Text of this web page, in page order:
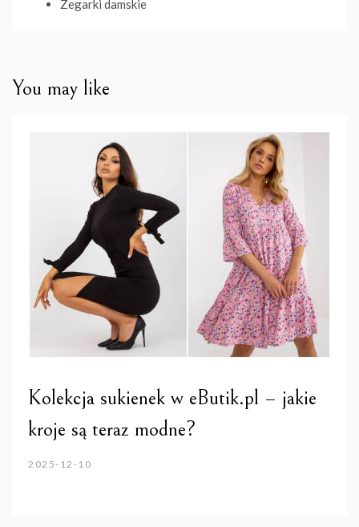
Zegarki damskie
You may like
Kolekcja sukienek w eButik.pl – jakie
kroje są teraz modne?
2025-12-10